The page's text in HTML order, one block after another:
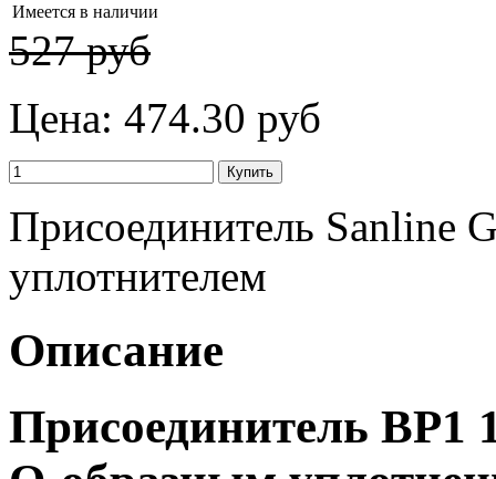
Имеется в наличии
527 руб
Цена: 474.30 руб
Присоединитель Sanline
уплотнителем
Описание
Присоединитель